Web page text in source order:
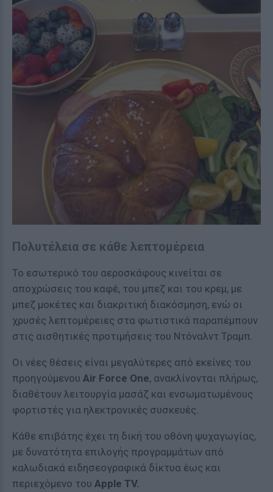
Πολυτέλεια σε κάθε λεπτομέρεια
Το εσωτερικό του αεροσκάφους κινείται σε
αποχρώσεις του καφέ, του μπεζ και του κρεμ, με
μπεζ μοκέτες και διακριτική διακόσμηση, ενώ οι
χρυσές λεπτομέρειες στα φωτιστικά παραπέμπουν
στις αισθητικές προτιμήσεις του Ντόναλντ Τραμπ.
Οι νέες θέσεις είναι μεγαλύτερες από εκείνες του
προηγούμενου Air Force One, ανακλίνονται πλήρως,
διαθέτουν λειτουργία μασάζ και ενσωματωμένους
φορτιστές για ηλεκτρονικές συσκευές.
Κάθε επιβάτης έχει τη δική του οθόνη ψυχαγωγίας,
με δυνατότητα επιλογής προγραμμάτων από
καλωδιακά ειδησεογραφικά δίκτυα έως και
περιεχόμενο του Apple TV.